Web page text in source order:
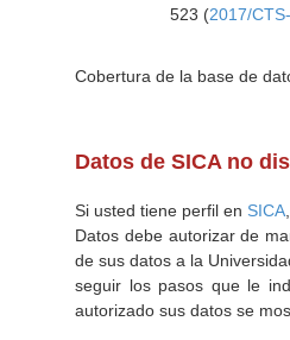
523 (2017/
Cobertura de la base de
Datos de SICA no
Si usted tiene perfil en SICA
Datos debe autorizar de
de sus datos a la
seguir los pasos que le
autorizado sus datos se